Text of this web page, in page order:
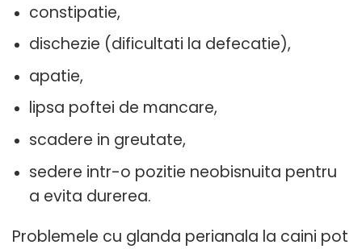
constipatie,
dischezie (dificultati la defecatie),
apatie,
lipsa poftei de mancare,
scadere in greutate,
sedere intr-o pozitie neobisnuita pentru
a evita durerea.
Problemele cu glanda perianala la caini pot